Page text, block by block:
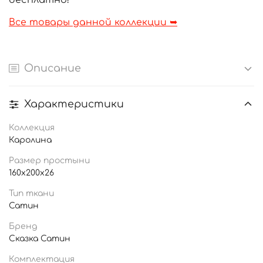
Все товары данной коллекции ➥
Описание
Характеристики
Коллекция
Каролина
Размер простыни
160x200x26
Тип ткани
Сатин
Бренд
Сказка Сатин
Комплектация